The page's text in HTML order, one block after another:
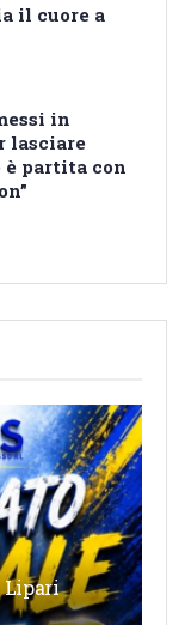
il cuore a
in
lasciare
è partita con
Lipari